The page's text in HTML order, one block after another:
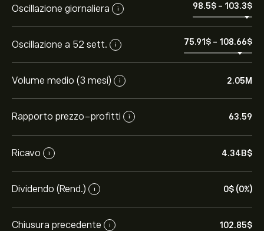
Oscillazione giornaliera i 98.5‎$‎ - 103.3‎$‎
Oscillazione a 52 sett. i 75.91‎$‎ - 108.66‎$‎
Volume medio (3 mesi) i 2.05M
Rapporto prezzo-profitti i 63.59
Ricavo i 4.34B‎$‎
Dividendo (Rend.) i 0‎$‎ (0%)
Chiusura precedente i 102.85‎$‎